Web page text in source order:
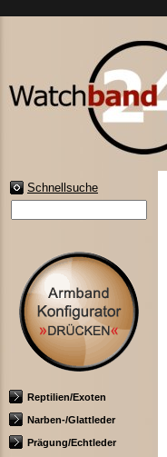
Schnellsuche
Reptilien/Exoten
Narben-/Glattleder
Prägung/Echtleder